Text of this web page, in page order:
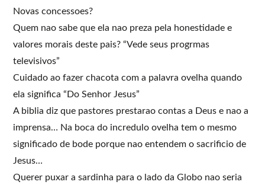
Novas concessoes?
Quem nao sabe que ela nao preza pela honestidade e
valores morais deste pais? “Vede seus progrmas
televisivos”
Cuidado ao fazer chacota com a palavra ovelha quando
ela significa “Do Senhor Jesus”
A biblia diz que pastores prestarao contas a Deus e nao a
imprensa… Na boca do incredulo ovelha tem o mesmo
significado de bode porque nao entendem o sacrificio de
Jesus…
Querer puxar a sardinha para o lado da Globo nao seria